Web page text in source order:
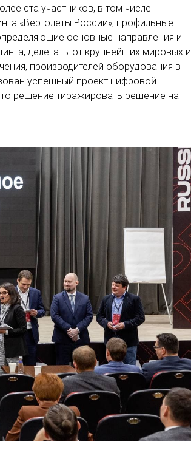
ста участников, в том числе
«Вертолеты России», профильные
основные направления и
делегаты от крупнейших мировых и
производителей оборудования в
успешный проект цифровой
решение тиражировать решение на